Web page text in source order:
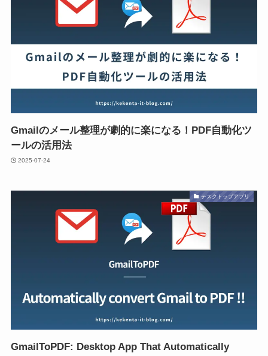
Gmailのメール整理が劇的に楽になる！PDF自動化ツ
ールの活用法
2025-07-24
デスクトップアプリ
GmailToPDF: Desktop App That Automatically